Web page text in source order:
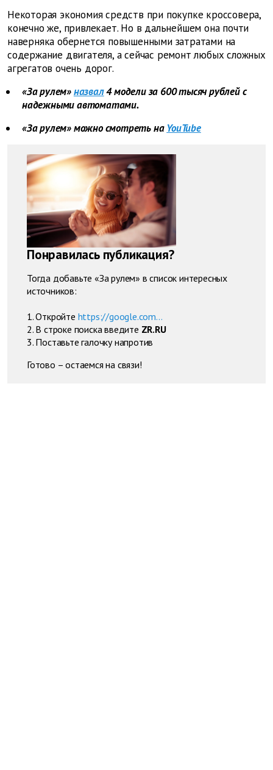
Некоторая экономия средств при покупке кроссовера,
конечно же, привлекает. Но в дальнейшем она почти
наверняка обернется повышенными затратами на
содержание двигателя, а сейчас ремонт любых сложных
агрегатов очень дорог.
«За рулем»назвал4 модели за 600 тысяч рублей с
надежными автоматами.
«За рулем» можно смотреть на YouTube
Понравилась публикация?
Тогда добавьте «За рулем» в список интересных
источников:
1. Откройте https://google.com...
2. В строке поиска введите ZR.RU
3. Поставьте галочку напротив
Готово – остаемся на связи!